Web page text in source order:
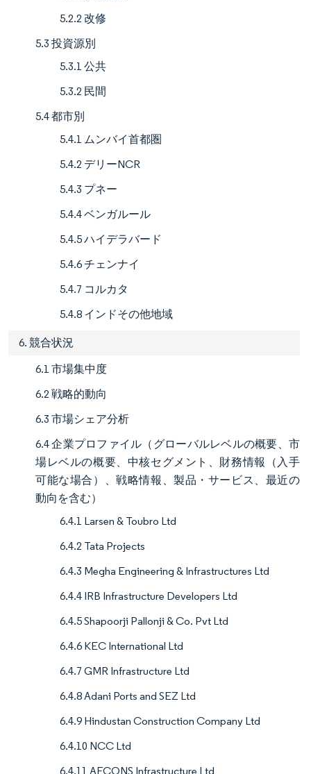
5.2.2 改修
5.3 投資源別
5.3.1 公共
5.3.2 民間
5.4 都市別
5.4.1 ムンバイ首都圏
5.4.2 デリーNCR
5.4.3 プネー
5.4.4 ベンガルール
5.4.5 ハイデラバード
5.4.6 チェンナイ
5.4.7 コルカタ
5.4.8 インドその他地域
6. 競合状況
6.1 市場集中度
6.2 戦略的動向
6.3 市場シェア分析
6.4 企業プロファイル（グローバルレベルの概要、市
場レベルの概要、中核セグメント、財務情報（入手
可能な場合）、戦略情報、製品・サービス、最近の
動向を含む）
6.4.1 Larsen & Toubro Ltd
6.4.2 Tata Projects
6.4.3 Megha Engineering & Infrastructures Ltd
6.4.4 IRB Infrastructure Developers Ltd
6.4.5 Shapoorji Pallonji & Co. Pvt Ltd
6.4.6 KEC International Ltd
6.4.7 GMR Infrastructure Ltd
6.4.8 Adani Ports and SEZ Ltd
6.4.9 Hindustan Construction Company Ltd
6.4.10 NCC Ltd
6.4.11 AFCONS Infrastructure Ltd